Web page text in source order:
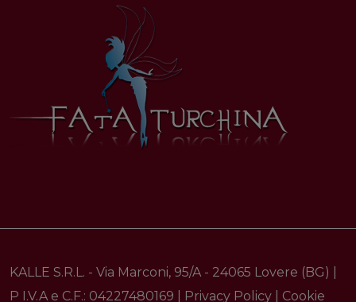
KALLE S.R.L. - Via Marconi, 95/A - 24065 Lovere (BG) |
P I.V.A e C.F.: 04227480169 |
Privacy Policy Cookie